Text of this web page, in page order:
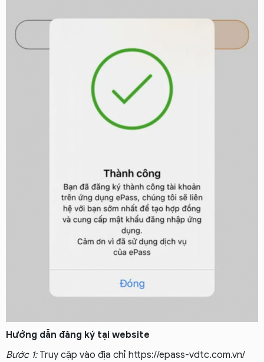
Hướng dẫn đăng ký tại website
Bước 1: Truy cập vào địa chỉ https://epass-vdtc.com.vn/